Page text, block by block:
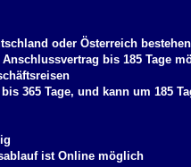
oder Österreich bestehen
bis 185 Tage
365 Tage, und kann um 185
ist Online möglich